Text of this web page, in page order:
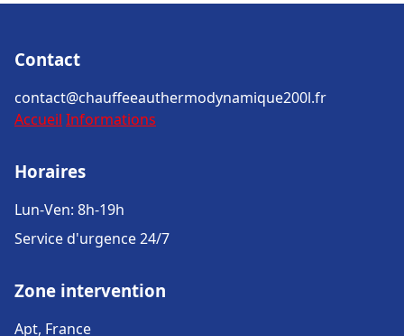
Contact
contact@chauffeeauthermodynamique200l.fr
Accueil Informations
Horaires
Lun-Ven: 8h-19h
Service d'urgence 24/7
Zone intervention
Apt, France